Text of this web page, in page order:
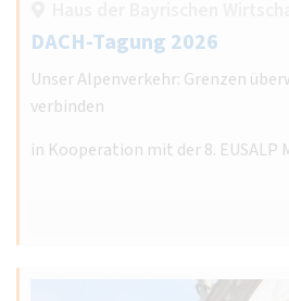
DACH-Tagung 2026
Unser Alpenverkehr: Grenzen
verbinden
in Kooperation mit der 8. EUSALP